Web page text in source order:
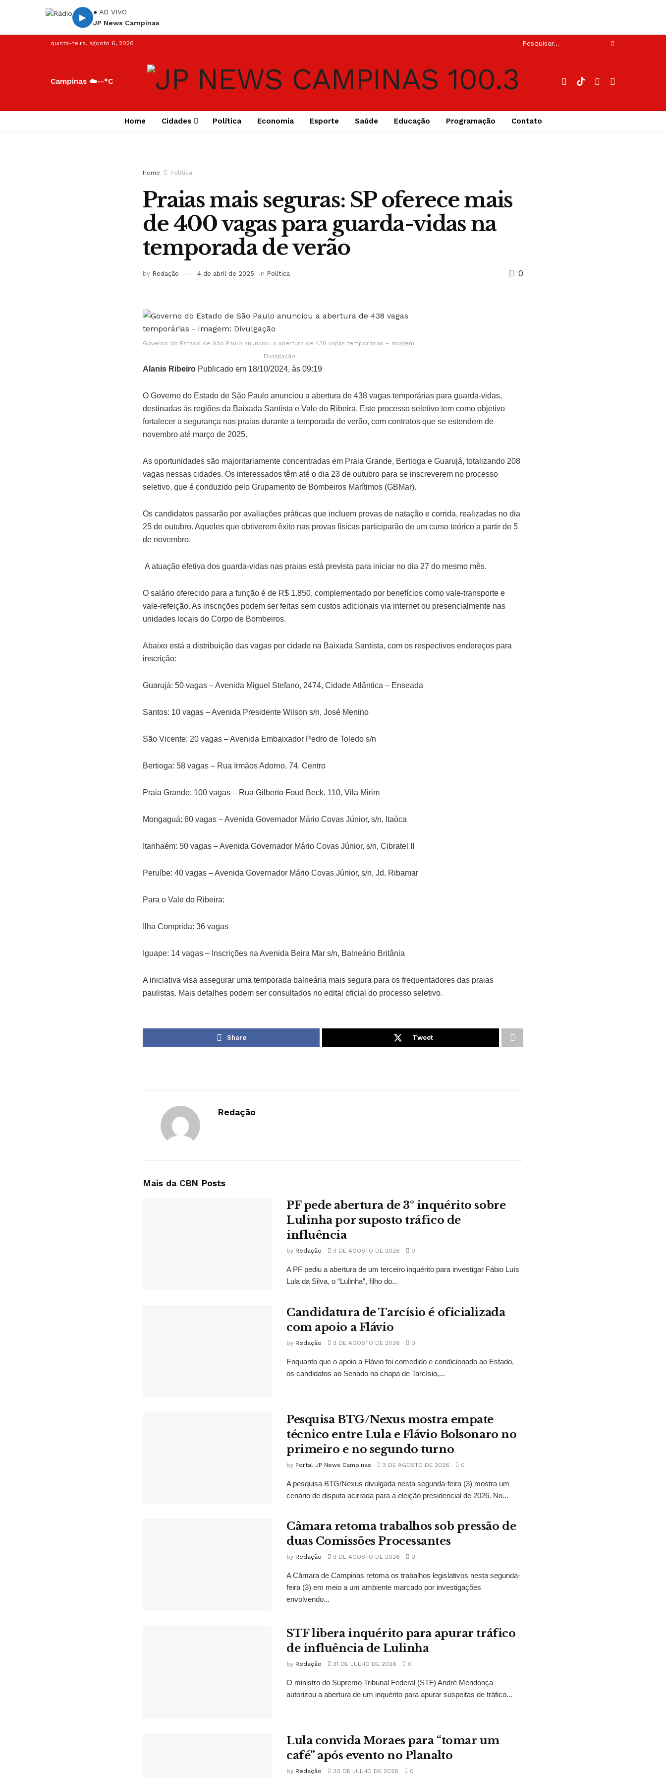
▶
● AO VIVO
JP News Campinas
quinta-feira, agosto 6, 2026
Campinas ☁️--°C
Home Cidades Política Economia Esporte Saúde Educação Programação Contato
Home Política
Praias mais seguras: SP oferece mais
de 400 vagas para guarda-vidas na
temporada de verão
by Redação 4 de abril de 2025 in Política 0
Governo do Estado de São Paulo anunciou a abertura de 438 vagas temporárias – Imagem:
Divulgação
Alanis Ribeiro Publicado em 18/10/2024, às 09:19
O Governo do Estado de São Paulo anunciou a abertura de 438 vagas temporárias para guarda-vidas,
destinadas às regiões da Baixada Santista e Vale do Ribeira. Este processo seletivo tem como objetivo
fortalecer a segurança nas praias durante a temporada de verão, com contratos que se estendem de
novembro até março de 2025.
As oportunidades são majoritariamente concentradas em Praia Grande, Bertioga e Guarujá, totalizando 208
vagas nessas cidades. Os interessados têm até o dia 23 de outubro para se inscreverem no processo
seletivo, que é conduzido pelo Grupamento de Bombeiros Marítimos (GBMar).
Os candidatos passarão por avaliações práticas que incluem provas de natação e corrida, realizadas no dia
25 de outubro. Aqueles que obtiverem êxito nas provas físicas participarão de um curso teórico a partir de 5
de novembro.
A atuação efetiva dos guarda-vidas nas praias está prevista para iniciar no dia 27 do mesmo mês.
O salário oferecido para a função é de R$ 1.850, complementado por benefícios como vale-transporte e
vale-refeição. As inscrições podem ser feitas sem custos adicionais via internet ou presencialmente nas
unidades locais do Corpo de Bombeiros.
Abaixo está a distribuição das vagas por cidade na Baixada Santista, com os respectivos endereços para
inscrição:
Guarujá: 50 vagas – Avenida Miguel Stefano, 2474, Cidade Atlântica – Enseada
Santos: 10 vagas – Avenida Presidente Wilson s/n, José Menino
São Vicente: 20 vagas – Avenida Embaixador Pedro de Toledo s/n
Bertioga: 58 vagas – Rua Irmãos Adorno, 74, Centro
Praia Grande: 100 vagas – Rua Gilberto Foud Beck, 110, Vila Mirim
Mongaguá: 60 vagas – Avenida Governador Mário Covas Júnior, s/n, Itaóca
Itanhaém: 50 vagas – Avenida Governador Mário Covas Júnior, s/n, Cibratel II
Peruíbe: 40 vagas – Avenida Governador Mário Covas Júnior, s/n, Jd. Ribamar
Para o Vale do Ribeira:
Ilha Comprida: 36 vagas
Iguape: 14 vagas – Inscrições na Avenida Beira Mar s/n, Balneário Britânia
A iniciativa visa assegurar uma temporada balneária mais segura para os frequentadores das praias
paulistas. Mais detalhes podem ser consultados no edital oficial do processo seletivo.
Share Tweet
Redação
Mais da CBN Posts
PF pede abertura de 3º inquérito sobre
Lulinha por suposto tráfico de
influência
by Redação 3 DE AGOSTO DE 2026 0
A PF pediu a abertura de um terceiro inquérito para investigar Fábio Luís
Lula da Silva, o “Lulinha”, filho do...
Candidatura de Tarcísio é oficializada
com apoio a Flávio
by Redação 3 DE AGOSTO DE 2026 0
Enquanto que o apoio a Flávio foi comedido e condicionado ao Estado,
os candidatos ao Senado na chapa de Tarcísio,...
Pesquisa BTG/Nexus mostra empate
técnico entre Lula e Flávio Bolsonaro no
primeiro e no segundo turno
by Portal JP News Campinas 3 DE AGOSTO DE 2026 0
A pesquisa BTG/Nexus divulgada nesta segunda-feira (3) mostra um
cenário de disputa acirrada para a eleição presidencial de 2026. No...
Câmara retoma trabalhos sob pressão de
duas Comissões Processantes
by Redação 3 DE AGOSTO DE 2026 0
A Câmara de Campinas retoma os trabalhos legislativos nesta segunda-
feira (3) em meio a um ambiente marcado por investigações
envolvendo...
STF libera inquérito para apurar tráfico
de influência de Lulinha
by Redação 31 DE JULHO DE 2026 0
O ministro do Supremo Tribunal Federal (STF) André Mendonça
autorizou a abertura de um inquérito para apurar suspeitas de tráfico...
Lula convida Moraes para “tomar um
café” após evento no Planalto
by Redação 30 DE JULHO DE 2026 0